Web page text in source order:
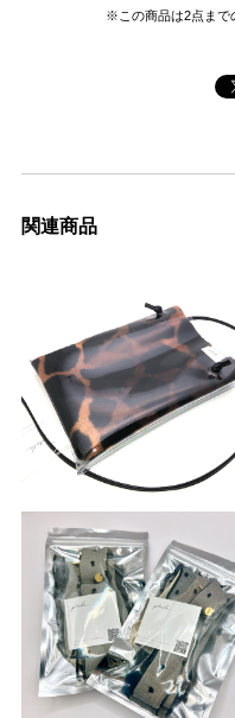
※この商品は2点まで
関連商品